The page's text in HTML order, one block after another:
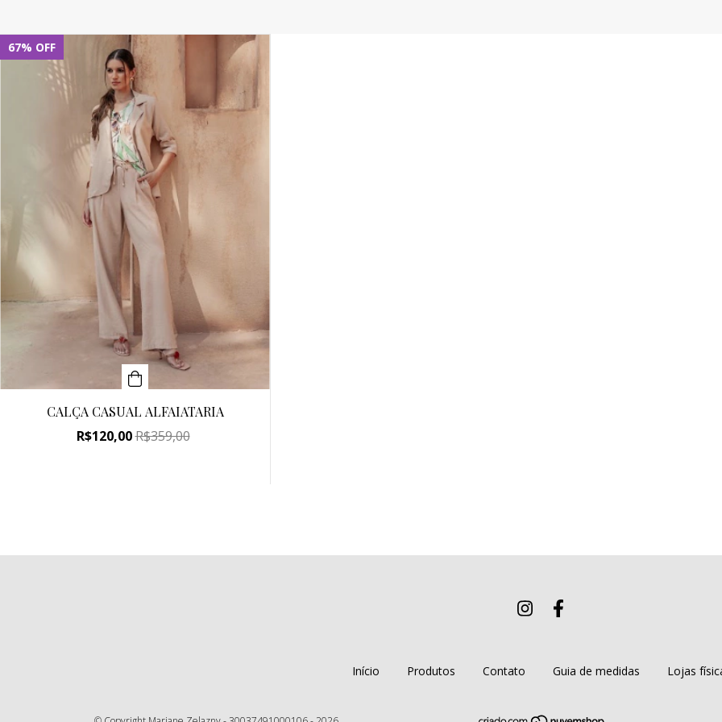
67% OFF
CALÇA CASUAL ALFAIATARIA
R$120,00R$359,00
Início Produtos Contato Guia de medidas Lojas